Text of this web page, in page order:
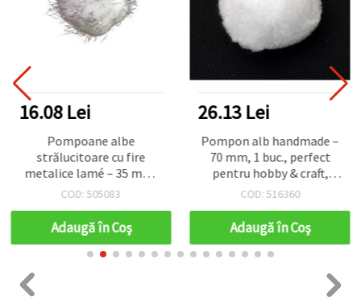
16.08 Lei
Pompoane albe
strălucitoare cu fire
metalice lamé – 35 mm,
set 10 bucăți
COD: 505083
Adaugă în Coş
26.13 Lei
Pompon alb handmade –
70 mm, 1 buc., perfect
pentru hobby & craft,
decorațiuni și proiecte DIY
COD: 516360
Adaugă în Coş